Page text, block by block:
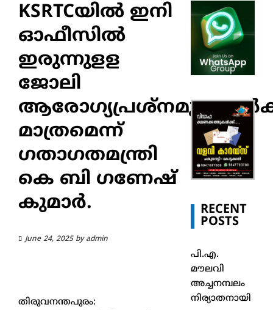
KSRTCയില്‍ ഇനി
ഓഫീസില്‍
ഇരുന്നുളള
ജോലി
മാത്രമെന്ന്
ഗതാഗതമന്ത്രി
കെ ബി ഗണേഷ്
കുമാര്‍.
June 24, 2025by admin
തിരുവനന്തപുരം:
RECENT
POSTS
പി.എ.
മൗലവി
അച്ചനമ്പലം
നിര്യാതനായി